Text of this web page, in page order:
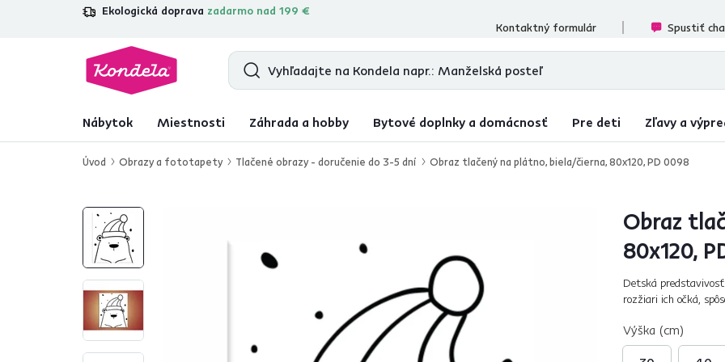
Ekologická doprava zadarmo nad 199 €
4,7 31 211overených produktových recenzií
Kontaktný formulár
Spustiť
Nábytok Miestnosti Záhrada a hobby Bytové doplnky a domácnosť Pre deti Zľavy a
Úvod Obrazy a fototapety Tlačené obrazy - doručenie do 3-5 dní Obraz tlačený na plátno, biela/čierna, 80x120, PD 0098
Obraz
80x120,
Detská
rozžiari ich očká,
Výška (cm)